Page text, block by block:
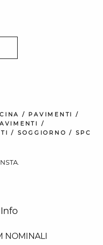
/ PAVIMENTI
/
/
/ SOGGIORNO / SPC
NOMINALI